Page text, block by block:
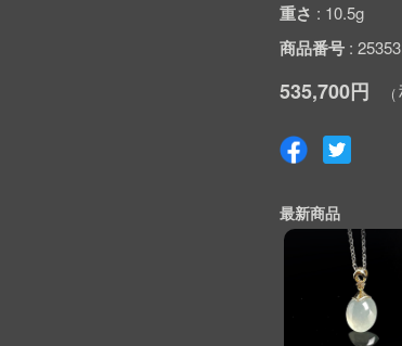
重さ 10.5g
商品番号 25353
535,700円
最新商品